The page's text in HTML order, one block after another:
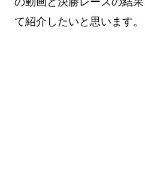
て紹介したいと思います。